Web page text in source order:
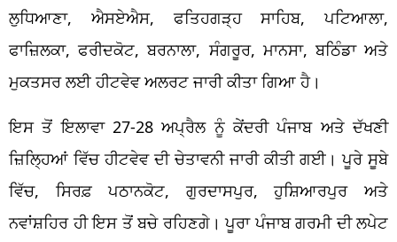
ਲੁਧਿਆਣਾ, ਐਸਏਐਸ, ਫਤਿਹਗੜ੍ਹ ਸਾਹਿਬ, ਪਟਿਆਲਾ,
ਫਾਜ਼ਿਲਕਾ, ਫਰੀਦਕੋਟ, ਬਰਨਾਲਾ, ਸੰਗਰੂਰ, ਮਾਨਸਾ, ਬਠਿੰਡਾ ਅਤੇ
ਮੁਕਤਸਰ ਲਈ ਹੀਟਵੇਵ ਅਲਰਟ ਜਾਰੀ ਕੀਤਾ ਗਿਆ ਹੈ।
ਇਸ ਤੋਂ ਇਲਾਵਾ 27-28 ਅਪ੍ਰੈਲ ਨੂੰ ਕੇਂਦਰੀ ਪੰਜਾਬ ਅਤੇ ਦੱਖਣੀ
ਜ਼ਿਲ੍ਹਿਆਂ ਵਿੱਚ ਹੀਟਵੇਵ ਦੀ ਚੇਤਾਵਨੀ ਜਾਰੀ ਕੀਤੀ ਗਈ। ਪੂਰੇ ਸੂਬੇ
ਵਿੱਚ, ਸਿਰਫ਼ ਪਠਾਨਕੋਟ, ਗੁਰਦਾਸਪੁਰ, ਹੁਸ਼ਿਆਰਪੁਰ ਅਤੇ
ਨਵਾਂਸ਼ਹਿਰ ਹੀ ਇਸ ਤੋਂ ਬਚੇ ਰਹਿਣਗੇ। ਪੂਰਾ ਪੰਜਾਬ ਗਰਮੀ ਦੀ ਲਪੇਟ